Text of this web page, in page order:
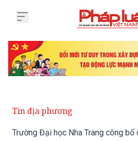
Tin địa phương
Trường Đại học Nha Trang công bố